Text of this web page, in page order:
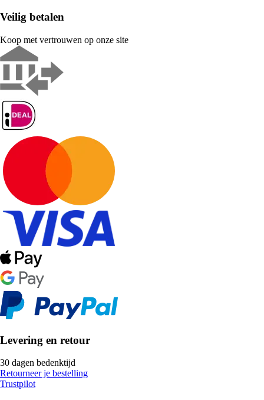
Veilig betalen
Koop met vertrouwen op onze site
Levering en retour
30 dagen bedenktijd
Retourneer je bestelling
Trustpilot